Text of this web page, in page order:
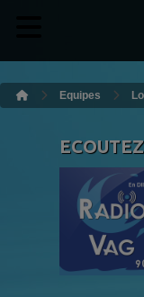
Equipes